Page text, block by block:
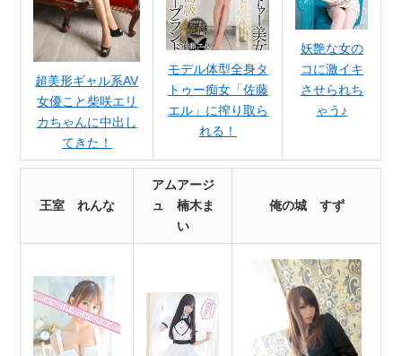
超美形ギャル系AV
女優こと柴咲エリ
カちゃんに中出し
てきた！
モデル体型全身タ
トゥー痴女「佐藤
エル」に搾り取ら
れる！
妖艶な女の
コに激イキ
させられち
ゃう♪
王室 れんな
アムアージ
ュ 楠木ま
い
俺の城 すず